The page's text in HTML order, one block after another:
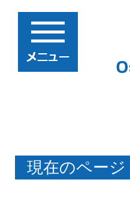
現在のページ